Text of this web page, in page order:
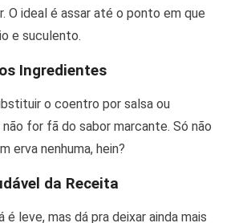
O ideal é assar até o ponto em que
e suculento.
Ingredientes
o coentro por salsa ou
for fã do sabor marcante. Só não
erva nenhuma, hein?
da Receita
é leve, mas dá pra deixar ainda mais